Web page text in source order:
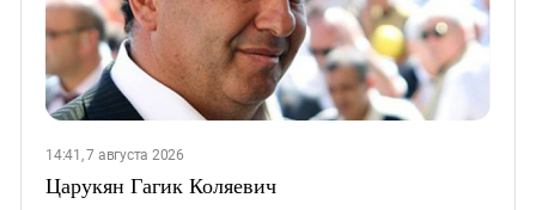
14:41, 7 августа 2026
Царукян Гагик Коляевич